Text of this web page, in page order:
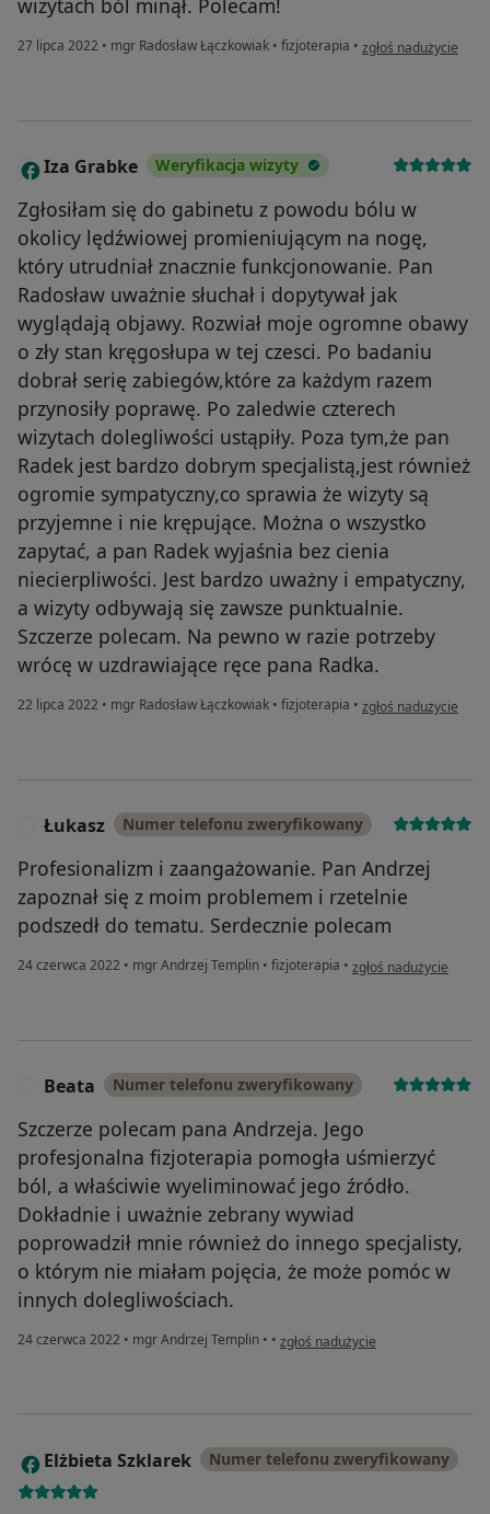
wizytach ból minął. Polecam!
27 lipca 2022 • mgr Radosław Łączkowiak • fizjoterapia • w opinii użytkownika
zgłoś nadużycie
I Iza Grabke Weryfikacja wizyty
Zgłosiłam się do gabinetu z powodu bólu w
okolicy lędźwiowej promieniującym na nogę,
który utrudniał znacznie funkcjonowanie. Pan
Radosław uważnie słuchał i dopytywał jak
wyglądają objawy. Rozwiał moje ogromne obawy
o zły stan kręgosłupa w tej czesci. Po badaniu
dobrał serię zabiegów,które za każdym razem
przynosiły poprawę. Po zaledwie czterech
wizytach dolegliwości ustąpiły. Poza tym,że pan
Radek jest bardzo dobrym specjalistą,jest również
ogromie sympatyczny,co sprawia że wizyty są
przyjemne i nie krępujące. Można o wszystko
zapytać, a pan Radek wyjaśnia bez cienia
niecierpliwości. Jest bardzo uważny i empatyczny,
a wizyty odbywają się zawsze punktualnie.
Szczerze polecam. Na pewno w razie potrzeby
wrócę w uzdrawiające ręce pana Radka.
22 lipca 2022 • mgr Radosław Łączkowiak • fizjoterapia • w opinii użytkownika
zgłoś nadużycie
Łukasz Numer telefonu zweryfikowany
Profesionalizm i zaangażowanie. Pan Andrzej
zapoznał się z moim problemem i rzetelnie
podszedł do tematu. Serdecznie polecam
24 czerwca 2022 • mgr Andrzej Templin • fizjoterapia • w opinii użytkownika
zgłoś nadużycie
Beata Numer telefonu zweryfikowany
Szczerze polecam pana Andrzeja. Jego
profesjonalna fizjoterapia pomogła uśmierzyć
ból, a właściwie wyeliminować jego źródło.
Dokładnie i uważnie zebrany wywiad
poprowadził mnie również do innego specjalisty,
o którym nie miałam pojęcia, że może pomóc w
innych dolegliwościach.
24 czerwca 2022 • mgr Andrzej Templin • • w opinii użytkownika Beata
zgłoś nadużycie
E Elżbieta Szklarek Numer telefonu zweryfikowany